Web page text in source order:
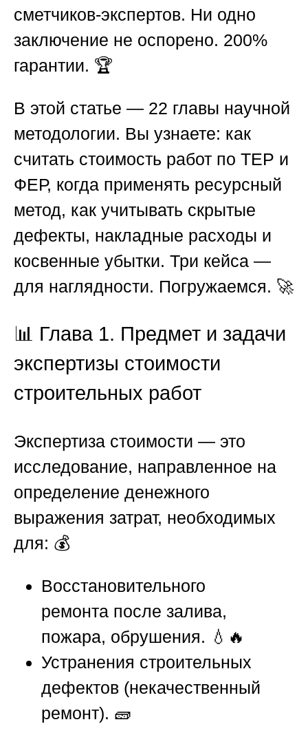
сметчиков-экспертов. Ни одно
заключение не оспорено. 200%
гарантии. 🏆
В этой статье — 22 главы научной
методологии. Вы узнаете: как
считать стоимость работ по ТЕР и
ФЕР, когда применять ресурсный
метод, как учитывать скрытые
дефекты, накладные расходы и
косвенные убытки. Три кейса —
для наглядности. Погружаемся. 🚀
📊 Глава 1. Предмет и задачи
экспертизы стоимости
строительных работ
Экспертиза стоимости — это
исследование, направленное на
определение денежного
выражения затрат, необходимых
для: 💰
Восстановительного
ремонта после залива,
пожара, обрушения. 💧🔥
Устранения строительных
дефектов (некачественный
ремонт). 🧱